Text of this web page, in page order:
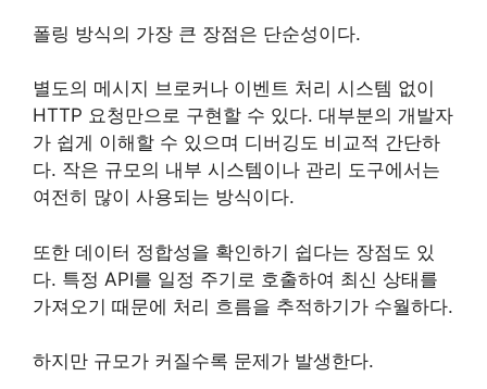
폴링 방식의 가장 큰 장점은 단순성이다.
별도의 메시지 브로커나 이벤트 처리 시스템 없이
HTTP 요청만으로 구현할 수 있다. 대부분의 개발자
가 쉽게 이해할 수 있으며 디버깅도 비교적 간단하
다. 작은 규모의 내부 시스템이나 관리 도구에서는
여전히 많이 사용되는 방식이다.
또한 데이터 정합성을 확인하기 쉽다는 장점도 있
다. 특정 API를 일정 주기로 호출하여 최신 상태를
가져오기 때문에 처리 흐름을 추적하기가 수월하다.
하지만 규모가 커질수록 문제가 발생한다.